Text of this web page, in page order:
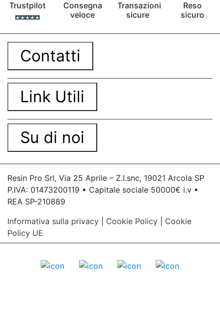
Trustpilot
Consegna
veloce
Transazioni
sicure
Reso
sicuro
Contatti
Link Utili
Su di noi
Resin Pro Srl, Via 25 Aprile – Z.I.snc, 19021 Arcola SP
P.IVA: 01473200119 • Capitale sociale 50000€ i.v •
REA SP-210889
Informativa sulla privacy
Cookie Policy
Cookie
Policy UE